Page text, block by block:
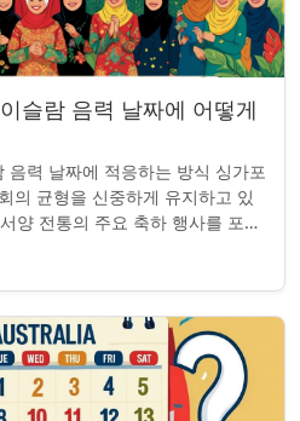
슬람 음력 날짜에 어떻게
음력 날짜에 적응하는 방식 싱가포
의 균형을 신중하게 유지하고 있
양 전통의 주요 축하 행사를 포함
니...